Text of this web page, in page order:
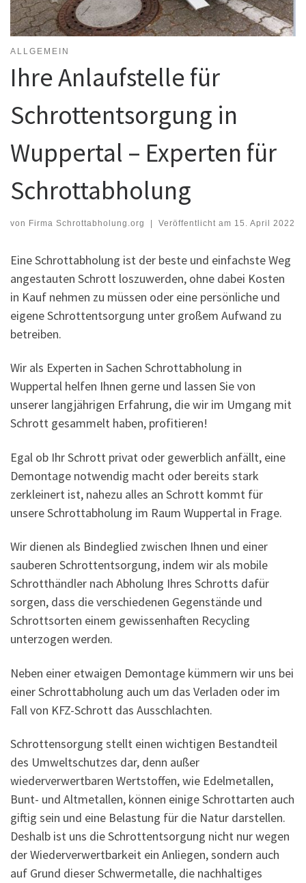
ALLGEMEIN
Ihre Anlaufstelle für
Schrottentsorgung in
Wuppertal – Experten für
Schrottabholung
von Firma Schrottabholung.org | Veröffentlicht am 15. April 2022
Eine Schrottabholung ist der beste und einfachste Weg
angestauten Schrott loszuwerden, ohne dabei Kosten
in Kauf nehmen zu müssen oder eine persönliche und
eigene Schrottentsorgung unter großem Aufwand zu
betreiben.
Wir als Experten in Sachen Schrottabholung in
Wuppertal helfen Ihnen gerne und lassen Sie von
unserer langjährigen Erfahrung, die wir im Umgang mit
Schrott gesammelt haben, profitieren!
Egal ob Ihr Schrott privat oder gewerblich anfällt, eine
Demontage notwendig macht oder bereits stark
zerkleinert ist, nahezu alles an Schrott kommt für
unsere Schrottabholung im Raum Wuppertal in Frage.
Wir dienen als Bindeglied zwischen Ihnen und einer
sauberen Schrottentsorgung, indem wir als mobile
Schrotthändler nach Abholung Ihres Schrotts dafür
sorgen, dass die verschiedenen Gegenstände und
Schrottsorten einem gewissenhaften Recycling
unterzogen werden.
Neben einer etwaigen Demontage kümmern wir uns bei
einer Schrottabholung auch um das Verladen oder im
Fall von KFZ-Schrott das Ausschlachten.
Schrottensorgung stellt einen wichtigen Bestandteil
des Umweltschutzes dar, denn außer
wiederverwertbaren Wertstoffen, wie Edelmetallen,
Bunt- und Altmetallen, können einige Schrottarten auch
giftig sein und eine Belastung für die Natur darstellen.
Deshalb ist uns die Schrottentsorgung nicht nur wegen
der Wiederverwertbarkeit ein Anliegen, sondern auch
auf Grund dieser Schwermetalle, die nachhaltiges